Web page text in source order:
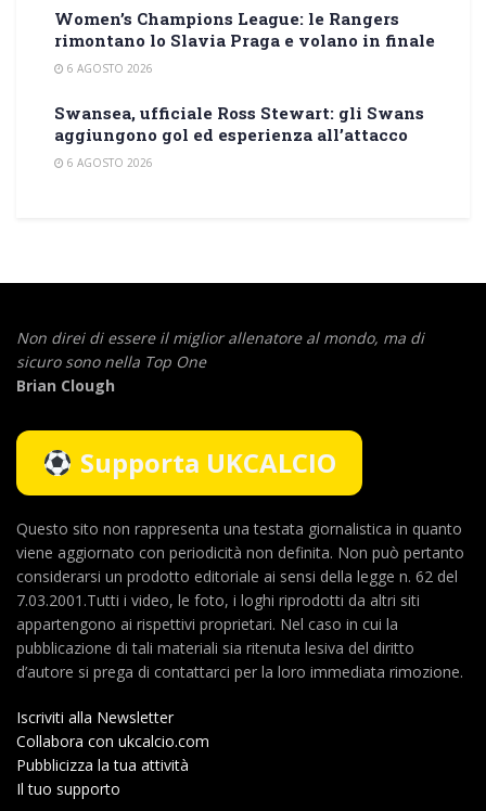
Women’s Champions League: le Rangers
rimontano lo Slavia Praga e volano in finale
6 AGOSTO 2026
Swansea, ufficiale Ross Stewart: gli Swans
aggiungono gol ed esperienza all’attacco
6 AGOSTO 2026
Non direi di essere il miglior allenatore al mondo, ma di
sicuro sono nella Top One
Brian Clough
Supporta UKCALCIO
Questo sito non rappresenta una testata giornalistica in quanto
viene aggiornato con periodicità non definita. Non può pertanto
considerarsi un prodotto editoriale ai sensi della legge n. 62 del
7.03.2001.Tutti i video, le foto, i loghi riprodotti da altri siti
appartengono ai rispettivi proprietari. Nel caso in cui la
pubblicazione di tali materiali sia ritenuta lesiva del diritto
d’autore si prega di contattarci per la loro immediata rimozione.
Iscriviti alla Newsletter
Collabora con ukcalcio.com
Pubblicizza la tua attività
Il tuo supporto